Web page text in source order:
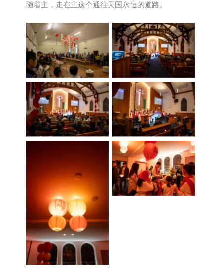
随着主，走在主这个通往天国永恒的道路。
No Caption No Caption
No Caption No Caption
No Caption
No Caption